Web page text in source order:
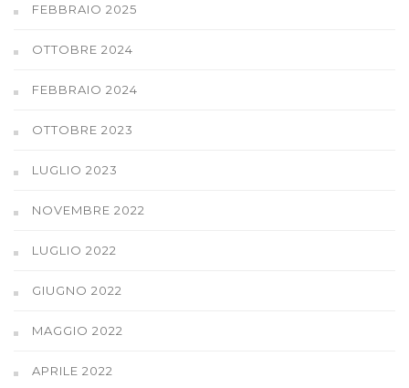
FEBBRAIO 2025
OTTOBRE 2024
FEBBRAIO 2024
OTTOBRE 2023
LUGLIO 2023
NOVEMBRE 2022
LUGLIO 2022
GIUGNO 2022
MAGGIO 2022
APRILE 2022